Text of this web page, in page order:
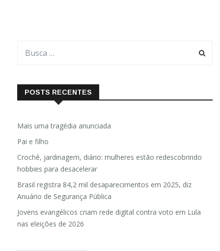
POSTS RECENTES
Mais uma tragédia anunciada
Pai e filho
Crochê, jardinagem, diário: mulheres estão redescobrindo
hobbies para desacelerar
Brasil registra 84,2 mil desaparecimentos em 2025, diz
Anuário de Segurança Pública
Jovens evangélicos criam rede digital contra voto em Lula
nas eleições de 2026